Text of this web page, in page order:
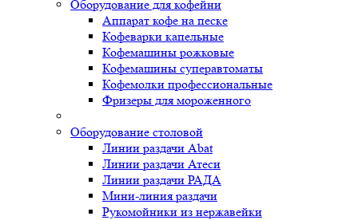
Оборудование для кофейни
Аппарат кофе на песке
Кофеварки капельные
Кофемашины рожковые
Кофемашины суперавтоматы
Кофемолки профессиональные
Фризеры для мороженного
Оборудование столовой
Линии раздачи Abat
Линии раздачи Атеси
Линии раздачи РАДА
Мини-линия раздачи
Рукомойники из нержавейки